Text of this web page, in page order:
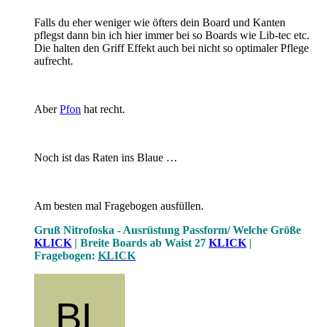
Falls du eher weniger wie öfters dein Board und Kanten
pflegst dann bin ich hier immer bei so Boards wie Lib-tec etc.
Die halten den Griff Effekt auch bei nicht so optimaler Pflege
aufrecht.
AberPfon hat recht.
Noch ist das Raten ins Blaue …
Am besten mal Fragebogen ausfüllen.
Gruß Nitrofoska - Ausrüstung Passform/ Welche Größe
KLICK | Breite Boards ab Waist 27 KLICK |
Fragebogen: KLICK